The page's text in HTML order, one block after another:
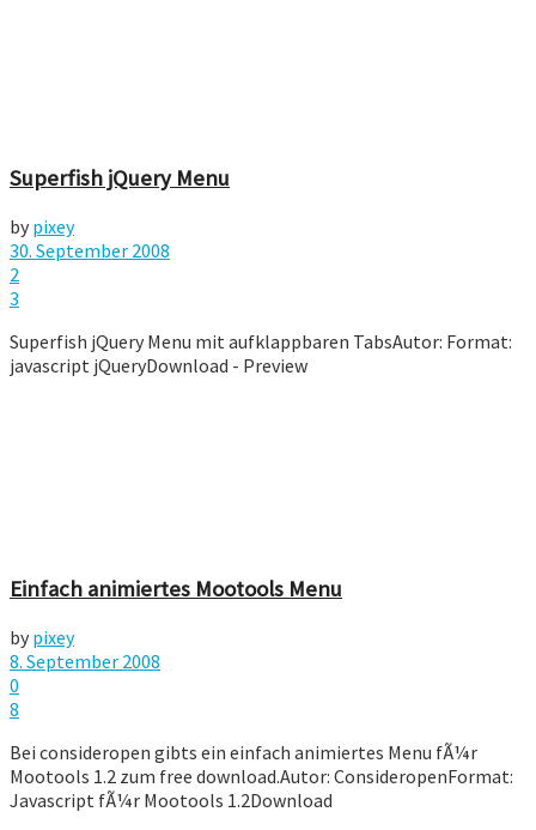
Superfish jQuery Menu
by pixey
30. September 2008
2
3
Superfish jQuery Menu mit aufklappbaren TabsAutor: Format:
javascript jQueryDownload - Preview
Einfach animiertes Mootools Menu
by pixey
8. September 2008
0
8
Bei consideropen gibts ein einfach animiertes Menu fÃ¼r
Mootools 1.2 zum free download.Autor: ConsideropenFormat:
Javascript fÃ¼r Mootools 1.2Download